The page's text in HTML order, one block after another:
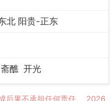
北 阳贵-正东
斋醮 开光
后果不承担任何责任。 2026